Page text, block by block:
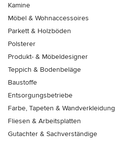
Kamine
Möbel & Wohnaccessoires
Parkett & Holzböden
Polsterer
Produkt- & Möbeldesigner
Teppich & Bodenbeläge
Baustoffe
Entsorgungsbetriebe
Farbe, Tapeten & Wandverkleidung
Fliesen & Arbeitsplatten
Gutachter & Sachverständige